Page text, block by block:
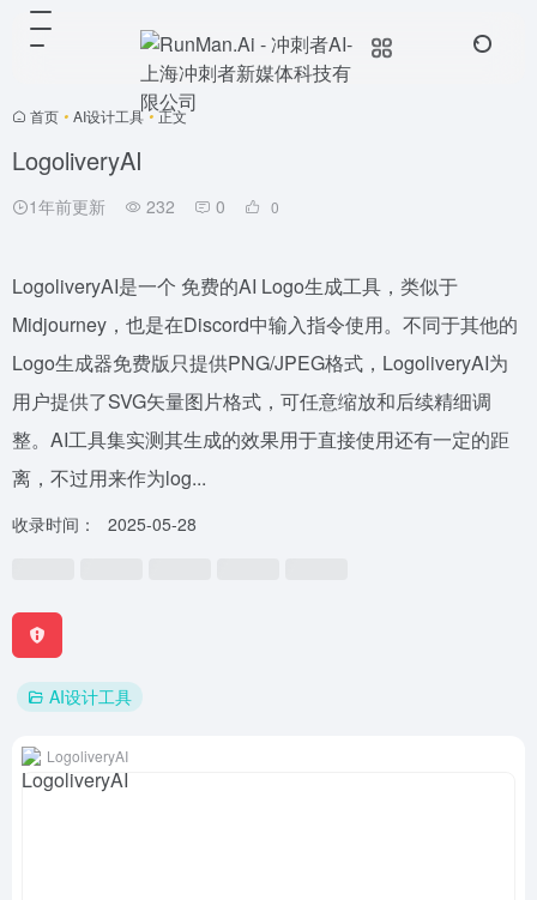
首页 • AI设计工具 • 正文
LogoliveryAI
1年前更新 232 0 0
LogoliveryAI是一个 免费的AI Logo生成工具，类似于
Midjourney，也是在Discord中输入指令使用。不同于其他的
Logo生成器免费版只提供PNG/JPEG格式，LogoliveryAI为
用户提供了SVG矢量图片格式，可任意缩放和后续精细调
整。AI工具集实测其生成的效果用于直接使用还有一定的距
离，不过用来作为log...
收录时间： 2025-05-28
AI设计工具
LogoliveryAI